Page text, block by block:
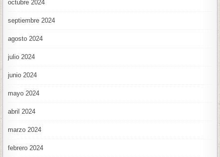
octubre 2024
septiembre 2024
agosto 2024
julio 2024
junio 2024
mayo 2024
abril 2024
marzo 2024
febrero 2024